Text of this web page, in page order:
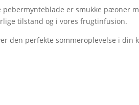
er smukke pæoner
tilstand og i vores frugtinfusion.
den perfekte sommeroplevelse i din